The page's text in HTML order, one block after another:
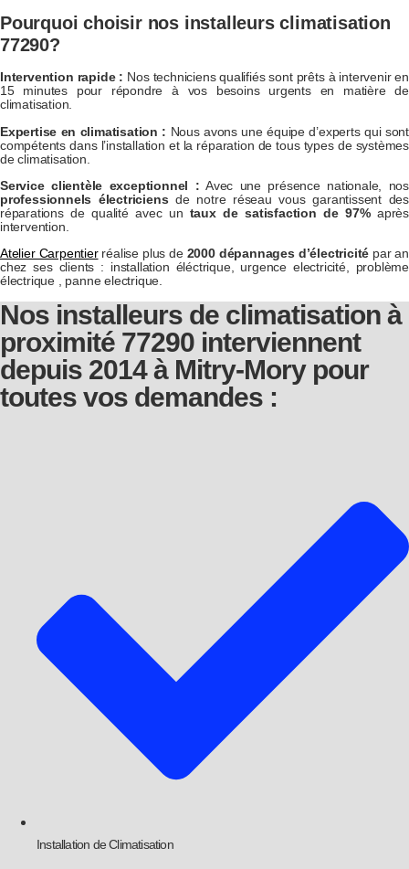
Pourquoi choisir nos installeurs climatisation
77290?
Intervention rapide : Nos techniciens qualifiés sont prêts à intervenir en
15 minutes pour répondre à vos besoins urgents en matière de
climatisation.
Expertise en climatisation : Nous avons une équipe d’experts qui sont
compétents dans l’installation et la réparation de tous types de systèmes
de climatisation.
Service clientèle exceptionnel : Avec une présence nationale, nos
professionnels électriciens de notre réseau vous garantissent des
réparations de qualité avec un taux de satisfaction de 97%après
intervention.
Atelier Carpentierréalise plus de 2000 dépannages d’électricité par an
chez ses clients : installation éléctrique, urgence electricité, problème
électrique , panne electrique.
Nos installeurs de climatisation à
proximité 77290 interviennent
depuis 2014 à Mitry-Mory pour
toutes vos demandes :
Installation de Climatisation